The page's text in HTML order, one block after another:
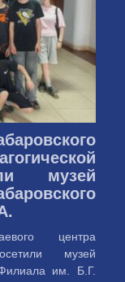
музей
центра
музей
им. Б.Г.